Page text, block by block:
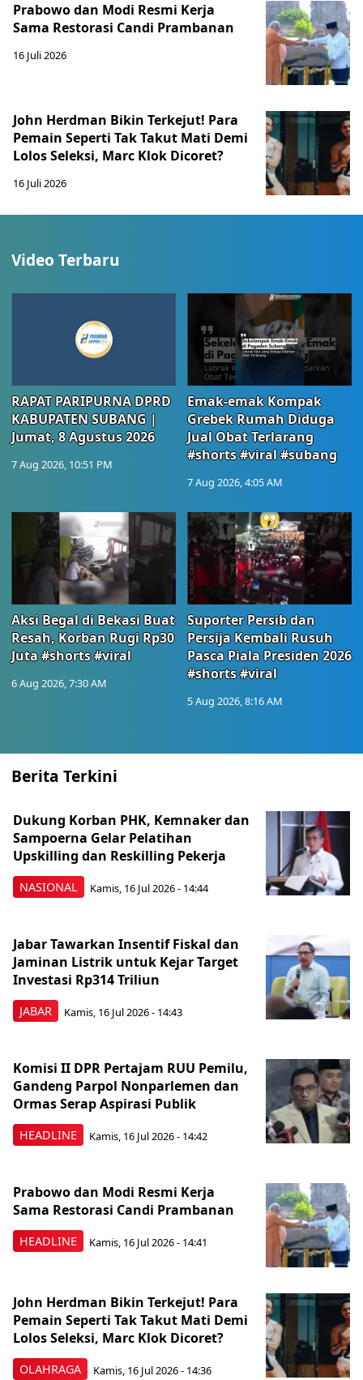
Prabowo dan Modi Resmi Kerja
Sama Restorasi Candi Prambanan
16 Juli 2026
John Herdman Bikin Terkejut! Para
Pemain Seperti Tak Takut Mati Demi
Lolos Seleksi, Marc Klok Dicoret?
16 Juli 2026
Video Terbaru
RAPAT PARIPURNA DPRD
KABUPATEN SUBANG |
Jumat, 8 Agustus 2026
7 Aug 2026, 10:51 PM
Emak-emak Kompak
Grebek Rumah Diduga
Jual Obat Terlarang
#shorts #viral #subang
7 Aug 2026, 4:05 AM
Aksi Begal di Bekasi Buat
Resah, Korban Rugi Rp30
Juta #shorts #viral
6 Aug 2026, 7:30 AM
Suporter Persib dan
Persija Kembali Rusuh
Pasca Piala Presiden 2026
#shorts #viral
5 Aug 2026, 8:16 AM
Berita Terkini
NASIONAL
Dukung Korban PHK, Kemnaker dan
Sampoerna Gelar Pelatihan
Upskilling dan Reskilling Pekerja
Kamis, 16 Jul 2026 - 14:44
JABAR
Jabar Tawarkan Insentif Fiskal dan
Jaminan Listrik untuk Kejar Target
Investasi Rp314 Triliun
Kamis, 16 Jul 2026 - 14:43
HEADLINE
Komisi II DPR Pertajam RUU Pemilu,
Gandeng Parpol Nonparlemen dan
Ormas Serap Aspirasi Publik
Kamis, 16 Jul 2026 - 14:42
HEADLINE
Prabowo dan Modi Resmi Kerja
Sama Restorasi Candi Prambanan
Kamis, 16 Jul 2026 - 14:41
OLAHRAGA
John Herdman Bikin Terkejut! Para
Pemain Seperti Tak Takut Mati Demi
Lolos Seleksi, Marc Klok Dicoret?
Kamis, 16 Jul 2026 - 14:36